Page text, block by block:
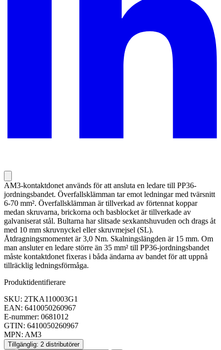
AM3-kontaktdonet används för att ansluta en ledare till PP36-
jordningsbandet. Överfallsklämman tar emot ledningar med tvärsnitt
6-70 mm². Överfallsklämman är tillverkad av förtennat koppar
medan skruvarna, brickorna och basblocket är tillverkade av
galvaniserat stål. Bultarna har slitsade sexkantshuvuden och drags åt
med 10 mm skruvnyckel eller skruvmejsel (SL).
Åtdragningsmomentet är 3,0 Nm. Skalningslängden är 15 mm. Om
man ansluter en ledare större än 35 mm² till PP36-jordningsbandet
måste kontaktdonet fixeras i båda ändarna av bandet för att uppnå
tillräcklig ledningsförmåga.
Produktidentifierare
SKU: 2TKA110003G1
EAN: 6410050260967
E-nummer: 0681012
GTIN: 6410050260967
MPN: AM3
Tillgänglig: 2 distributörer